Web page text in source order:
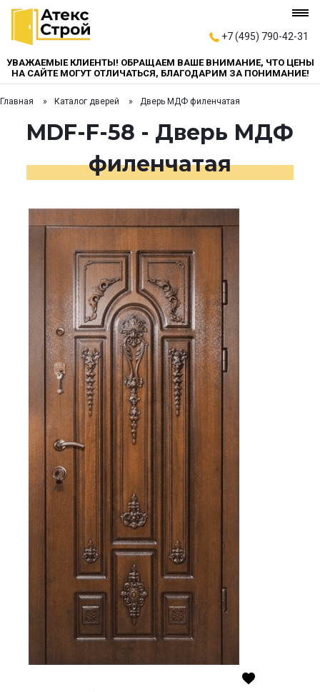
+7 (495) 790-42-31
УВАЖАЕМЫЕ КЛИЕНТЫ! ОБРАЩАЕМ ВАШЕ ВНИМАНИЕ, ЧТО ЦЕНЫ
НА САЙТЕ МОГУТ ОТЛИЧАТЬСЯ, БЛАГОДАРИМ ЗА ПОНИМАНИЕ!
Главная Каталог дверей Дверь МДФ филенчатая
MDF-F-58 - Дверь МДФ
филенчатая